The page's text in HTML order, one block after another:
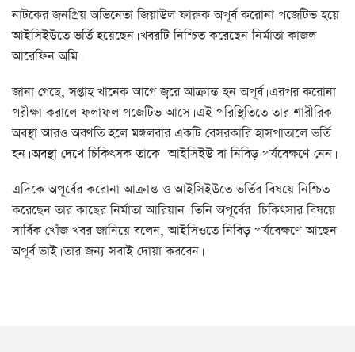
নাটকের জনপ্রিয় অভিনেতা জিয়াউল ফারুক অপূর্ব করোনা পজেটিভ হয়ে
আইসিইউতে ভর্তি হয়েছেন। খবরটি নিশ্চিত করেছেন নির্মাতা কাজল
আরেফিন অমি।
জানা গেছে, সপ্তাহ খানেক আগে জ্বরে আক্রান্ত হন অপূর্ব। এরপর করোনা
পরীক্ষা করালে ফলাফল পজেটিভ আসে। এই পরিস্থিতিতে তার শারীরিক
অবস্থা আরও অবণতি হলে মঙ্গলবার একটি বেসরকারি হাসপাতালে ভর্তি
হন। অবস্থা দেখে চিকিৎসক তাকে আইসিইউ বা নিবিড় পর্যবেক্ষণে নেন।
এদিকে অপূর্বের করোনা আক্রান্ত ও আইসিইউতে ভর্তির বিষয়ে নিশ্চিত
করেছেন তার কাছের নির্মাতা আরিয়ান। তিনি অপূর্বের চিকিৎসার বিষয়ে
সার্বিক খোঁজ খবর জানিয়ে বলেন, আইসিওতে নিবিড় পর্যবেক্ষণে আছেন
অপূর্ব ভাই। তার জন্য সবাই দোয়া করবেন।